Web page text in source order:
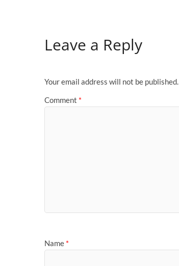
Leave a Reply
Your email address will not be published.
Comment *
Name *